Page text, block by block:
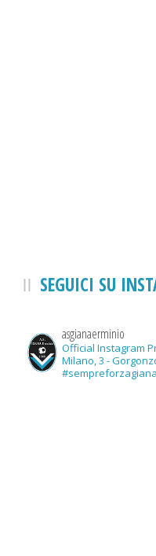
SEGUICI SU
asgianaerminio
Official Instagram
Milano, 3 -
#sempreforzagiana